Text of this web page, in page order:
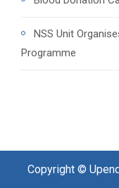
NSS Unit
Programme
Copyright ©